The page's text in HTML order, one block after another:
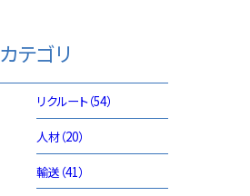
カテゴリ
リクルート（54）
人材（20）
輸送（41）